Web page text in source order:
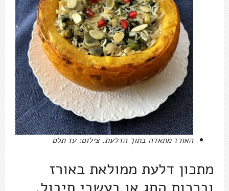
האורז מתאדה בתוך הדלעת. צילום: עז תלם
מתכון דלעת ממולאת באורז